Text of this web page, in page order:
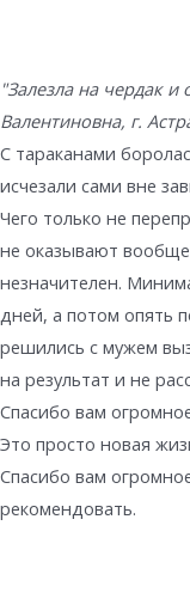
"Залезла на чердак и
Валентиновна, г.
С тараканами
исчезали сами вне
Чего только не
не оказывают
незначителен.
дней, а потом опять
решились с мужем
на результат и не
Спасибо вам
Это просто новая
Спасибо вам
рекомендовать.